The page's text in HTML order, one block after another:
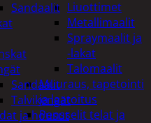
Liuottimet
Metallimaalit
Spraymaalit ja
-lakat
Talomaalit
Muuraus, tapetointi
ja laatoitus
Pensselit telat ja
Sandaalit
Sandaalit
Talvikengät
ja housut